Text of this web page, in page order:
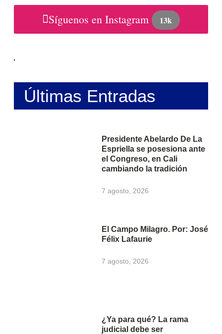
Síguenos en Instagram 13k
Últimas Entradas
Presidente Abelardo De La
Espriella se posesiona ante
el Congreso, en Cali
cambiando la tradición
7 agosto, 2026
El Campo Milagro. Por: José
Félix Lafaurie
7 agosto, 2026
¿Ya para qué? La rama
judicial debe ser